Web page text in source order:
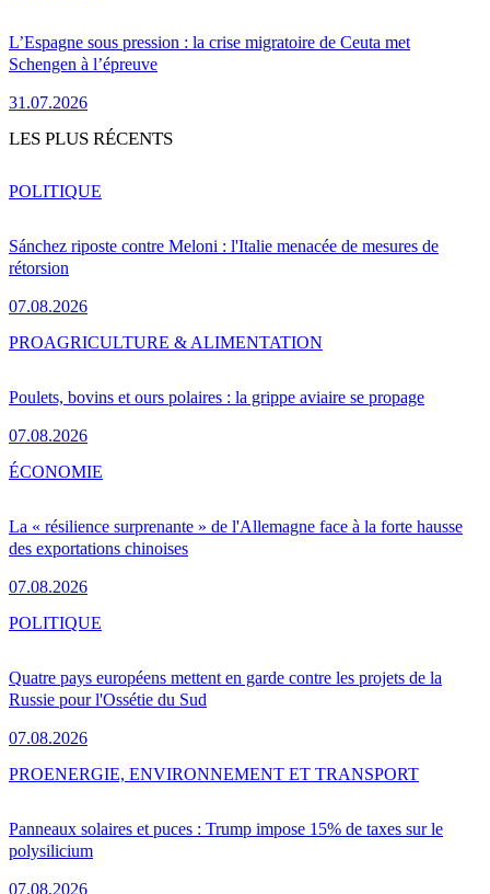
L’Espagne sous pression : la crise migratoire de Ceuta met
Schengen à l’épreuve
31.07.2026
LES PLUS RÉCENTS
Sánchez riposte contre Meloni : l'Italie menacée de mesures de
rétorsion
07.08.2026
POLITIQUE
Poulets, bovins et ours polaires : la grippe aviaire se propage
07.08.2026
PROAGRICULTURE & ALIMENTATION
La « résilience surprenante » de l'Allemagne face à la forte hausse
des exportations chinoises
07.08.2026
ÉCONOMIE
Quatre pays européens mettent en garde contre les projets de la
Russie pour l'Ossétie du Sud
07.08.2026
POLITIQUE
Panneaux solaires et puces : Trump impose 15% de taxes sur le
polysilicium
07.08.2026
PROENERGIE, ENVIRONNEMENT ET TRANSPORT